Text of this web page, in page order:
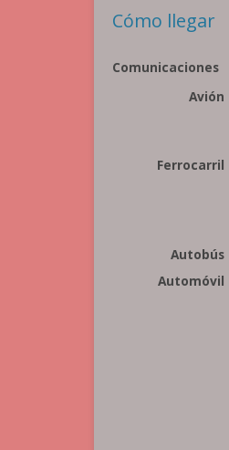
Cómo llegar
Comunicaciones
Avión
Ferrocarril
Autobús
Automóvil